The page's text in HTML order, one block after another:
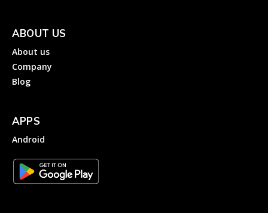
ABOUT US
About us
Company
Blog
APPS
Android